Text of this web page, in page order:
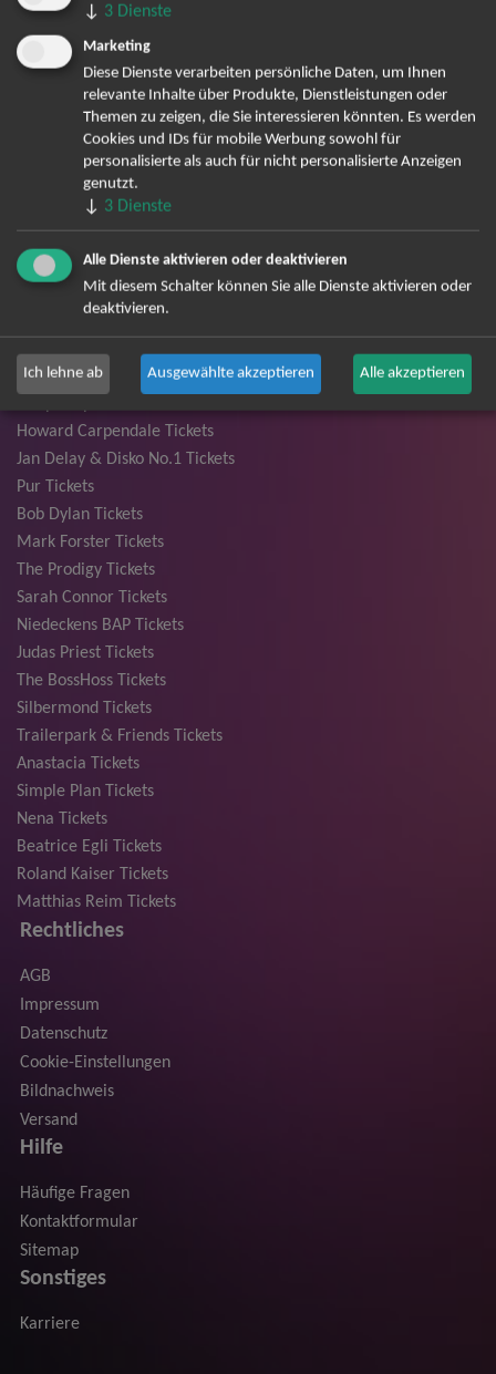
TOP-Events
André Rieu Tickets
David Garrett Tickets
Andrea Berg Tickets
Backstreet Boys Tickets
Unheilig Tickets
Santiano Tickets
Ina Müller Tickets
Bryan Adams Tickets
Herbert Grönemeyer Tickets
Howard Carpendale Tickets
Jan Delay & Disko No.1 Tickets
Pur Tickets
Bob Dylan Tickets
Mark Forster Tickets
The Prodigy Tickets
Sarah Connor Tickets
Niedeckens BAP Tickets
Judas Priest Tickets
The BossHoss Tickets
Silbermond Tickets
Trailerpark & Friends Tickets
Anastacia Tickets
Simple Plan Tickets
Nena Tickets
Beatrice Egli Tickets
Roland Kaiser Tickets
Matthias Reim Tickets
Rechtliches
AGB
Impressum
Datenschutz
Cookie-Einstellungen
Bildnachweis
Versand
Hilfe
Häufige Fragen
Kontaktformular
Sitemap
Sonstiges
Karriere
↓ 3 Dienste
Marketing
Diese Dienste verarbeiten persönliche Daten, um Ihnen
relevante Inhalte über Produkte, Dienstleistungen oder
Themen zu zeigen, die Sie interessieren könnten. Es werden
Cookies und IDs für mobile Werbung sowohl für
personalisierte als auch für nicht personalisierte Anzeigen
genutzt.
↓ 3 Dienste
Alle Dienste aktivieren oder deaktivieren
Mit diesem Schalter können Sie alle Dienste aktivieren oder
deaktivieren.
Ich lehne ab Ausgewählte akzeptieren Alle akzeptieren